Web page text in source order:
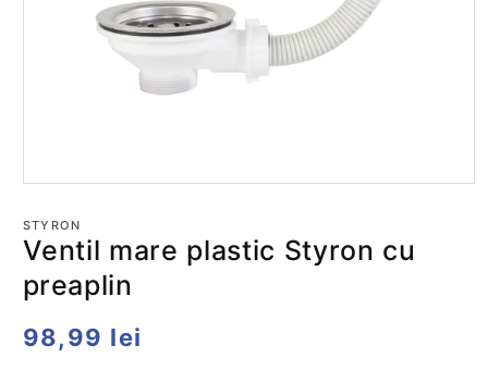
media
1
într-
fereastră
modală
STYRON
Ventil mare plastic Styron cu
preaplin
Preț
98,99 lei